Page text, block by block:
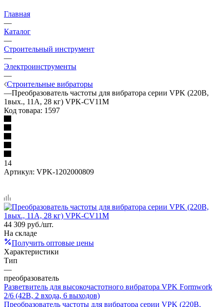
Главная
—
Каталог
—
Строительный инструмент
—
Электроинструменты
—
Строительные вибраторы
—Преобразователь частоты для вибратора серии VPK (220В,
1вых., 11A, 28 кг) VPK-CV11M
Код товара: 1597
14
Артикул: VPK-1202000809
44 309 руб./шт.
На складе
Получить оптовые цены
Характеристики
Тип
—
преобразователь
Разветвитель для высокочастотного вибратора VPK Formwork
2/6 (42В, 2 входа, 6 выходов)
Преобразователь частоты для вибратора серии VPK (220В,